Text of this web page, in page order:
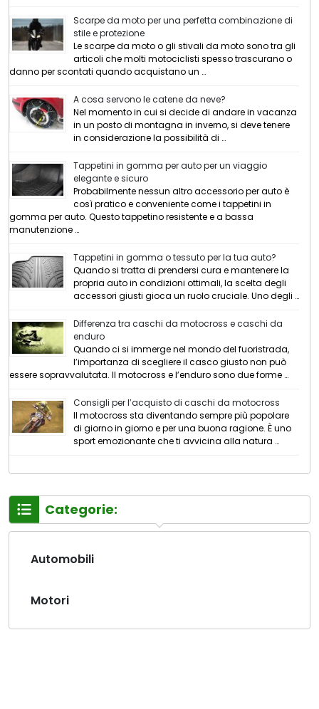
i
Scarpe da moto per una perfetta combinazione di
stile e protezione
Le scarpe da moto o gli stivali da moto sono tra gli
articoli che molti motociclisti spesso trascurano o
danno per scontati quando acquistano un …
A cosa servono le catene da neve?
Nel momento in cui si decide di andare in vacanza
in un posto di montagna in inverno, si deve tenere
in considerazione la possibilità di …
Tappetini in gomma per auto per un viaggio
elegante e sicuro
Probabilmente nessun altro accessorio per auto è
così pratico e conveniente come i tappetini in
gomma per auto. Questo tappetino resistente e a bassa
manutenzione …
Tappetini in gomma o tessuto per la tua auto?
Quando si tratta di prendersi cura e mantenere la
propria auto in condizioni ottimali, la scelta degli
accessori giusti gioca un ruolo cruciale. Uno degli …
Differenza tra caschi da motocross e caschi da
enduro
Quando ci si immerge nel mondo del fuoristrada,
l’importanza di scegliere il casco giusto non può
essere sopravvalutata. Il motocross e l’enduro sono due forme …
Consigli per l’acquisto di caschi da motocross
Il motocross sta diventando sempre più popolare
di giorno in giorno e per una buona ragione. È uno
sport emozionante che ti avvicina alla natura …
Categorie:
Automobili
Motori